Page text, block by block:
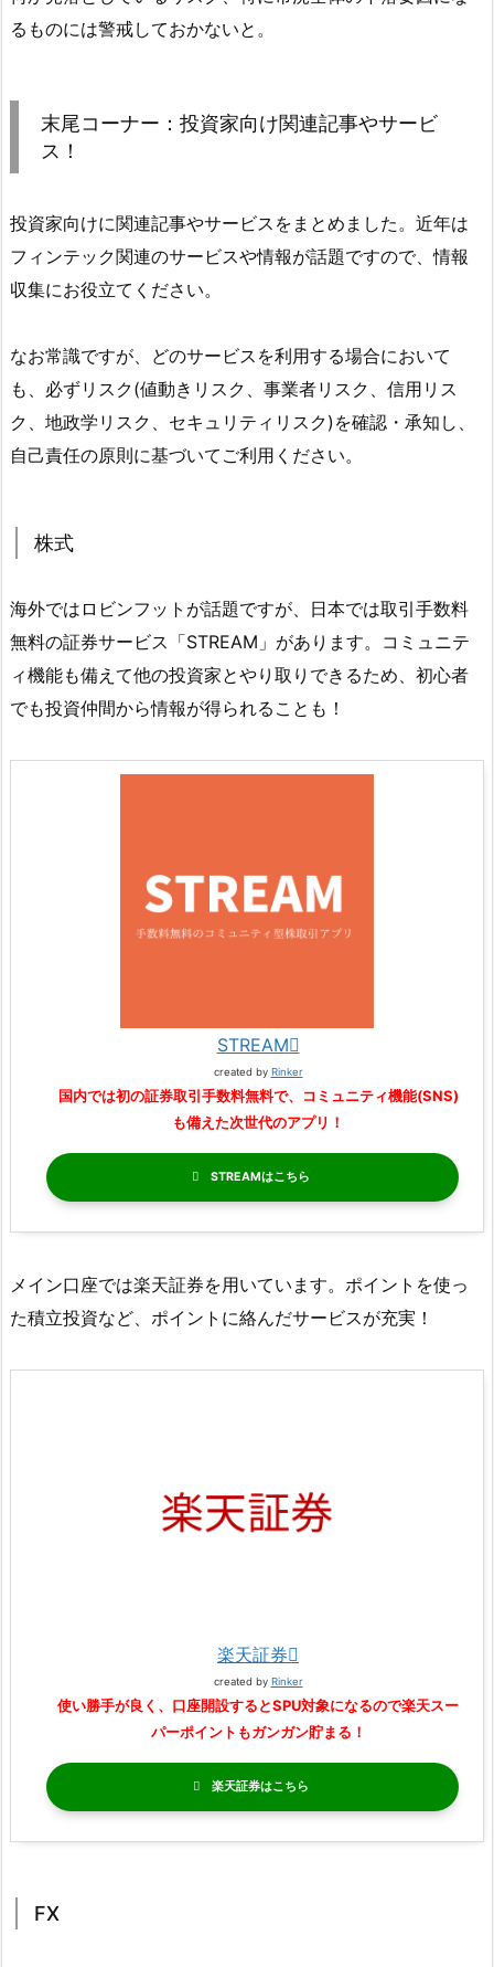
るものには警戒しておかないと。
末尾コーナー：投資家向け関連記事やサービ
ス！
投資家向けに関連記事やサービスをまとめました。近年は
フィンテック関連のサービスや情報が話題ですので、情報
収集にお役立てください。
なお常識ですが、どのサービスを利用する場合において
も、必ずリスク(値動きリスク、事業者リスク、信用リス
ク、地政学リスク、セキュリティリスク)を確認・承知し、
自己責任の原則に基づいてご利用ください。
株式
海外ではロビンフットが話題ですが、日本では取引手数料
無料の証券サービス「STREAM」があります。コミュニテ
ィ機能も備えて他の投資家とやり取りできるため、初心者
でも投資仲間から情報が得られることも！
STREAM
created by Rinker
国内では初の証券取引手数料無料で、コミュニティ機能(SNS)
も備えた次世代のアプリ！
STREAM
メイン口座では楽天証券を用いています。ポイントを使っ
た積立投資など、ポイントに絡んだサービスが充実！
楽天証券
created by Rinker
使い勝手が良く、口座開設するとSPU対象になるので楽天スー
パーポイントもガンガン貯まる！
楽天証券
FX